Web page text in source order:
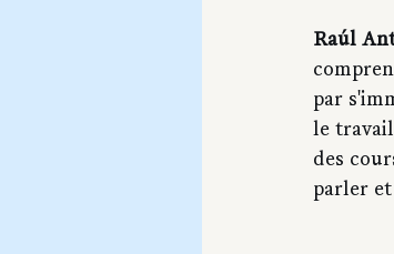
Raúl
par
le
des
parler et